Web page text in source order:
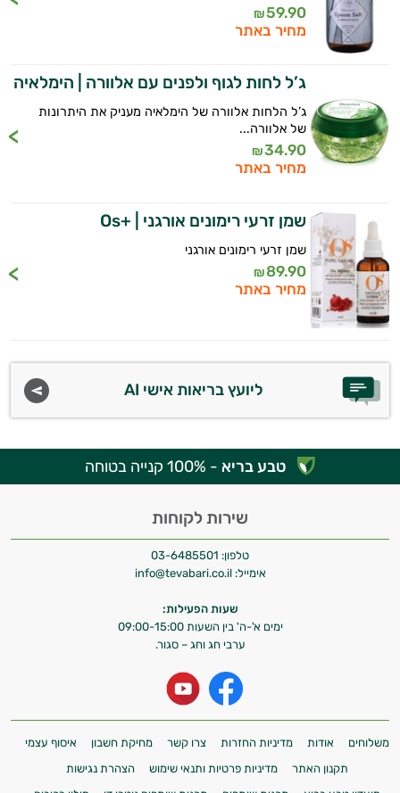
59.90
₪
מחיר באתר
ג’ל לחות לגוף ולפנים עם אלוורה | הימלאיה
ג’ל הלחות אלוורה של הימלאיה מעניק את היתרונות
של אלוורה...
34.90
₪
מחיר באתר
שמן זרעי רימונים אורגני | +Os
שמן זרעי רימונים אורגני
89.90
₪
מחיר באתר
ליועץ בריאות אישי AI
טבע בריא - 100% קנייה בטוחה
שירות לקוחות
טלפון: 03-6485501
אימייל: info@tevabari.co.il
שעות הפעילות:
ימים א'-ה' בין השעות 09:00-15:00
ערבי חג וחג – סגור.
משלוחים אודות מדיניות החזרות צרו קשר מחיקת חשבון
איסוף עצמי
תקנון האתר
מדיניות פרטיות ותנאי שימוש
הצהרת נגישות